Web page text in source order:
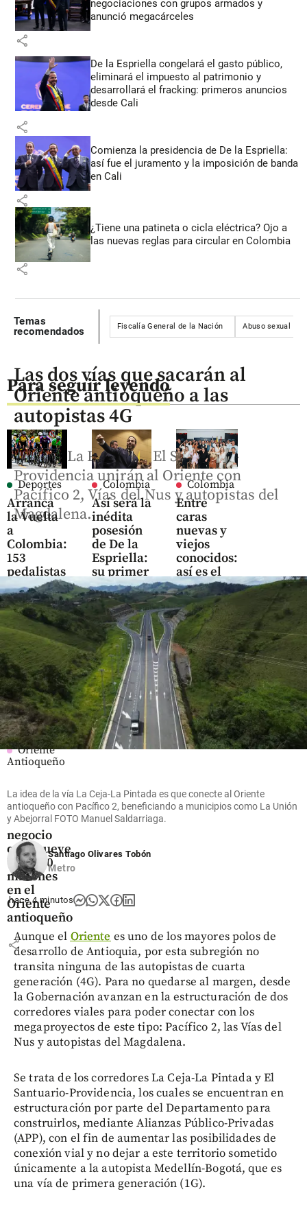
negociaciones con grupos armados y
anunció megacárceles
share
De la Espriella congelará el gasto público,
eliminará el impuesto al patrimonio y
desarrollará el fracking: primeros anuncios
desde Cali
share
Comienza la presidencia de De la Espriella:
así fue el juramento y la imposición de banda
en Cali
share
¿Tiene una patineta o cicla eléctrica? Ojo a
las nuevas reglas para circular en Colombia
share
Temas
recomendados
Fiscalía General de la Nación Abuso sexual
Para seguir leyendo
Deportes
Arranca
la Vuelta
a
Colombia:
153
pedalistas
desafían,
desde este
sábado, el
terreno
nacional
share
Colombia
Así será la
inédita
posesión
de De la
Espriella:
su primer
discurso
será
desde un
cantón
militar
share
Colombia
Entre
caras
nuevas y
viejos
conocidos:
así es el
nuevo
Gobierno
share
Oriente
Antioqueño
cruzan el
cielo: así
es el
negocio
que mueve
US$ 380
millones
en el
Oriente
antioqueño
share
Las dos vías que sacarán al
Oriente antioqueño a las
autopistas 4G
La Ceja-La Pintada y El Santuario-
Providencia unirán al Oriente con
Pacífico 2, Vías del Nus y autopistas del
Magdalena.
La idea de la vía La Ceja-La Pintada es que conecte al Oriente
antioqueño con Pacífico 2, beneficiando a municipios como La Unión
y Abejorral FOTO Manuel Saldarriaga.
Santiago Olivares Tobón
Metro
hace 4 minutos
Aunque elOrientees uno de los mayores polos de
desarrollo de Antioquia, por esta subregión no
transita ninguna de las autopistas de cuarta
generación (4G). Para no quedarse al margen, desde
la Gobernación avanzan en la estructuración de dos
corredores viales para poder conectar con los
megaproyectos de este tipo: Pacífico 2, las Vías del
Nus y autopistas del Magdalena.
Se trata de los corredores La Ceja-La Pintada y El
Santuario-Providencia, los cuales se encuentran en
estructuración por parte del Departamento para
construirlos, mediante Alianzas Público-Privadas
(APP), con el fin de aumentar las posibilidades de
conexión vial y no dejar a este territorio sometido
únicamente a la autopista Medellín-Bogotá, que es
una vía de primera generación (1G).